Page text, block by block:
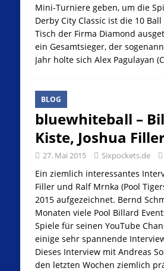
Mini-Turniere geben, um die
Derby City Classic ist die 10
Tisch der Firma Diamond
ein Gesamtsieger, der
Jahr holte sich Alex Pagulayan
BLOG
bluewhiteball –
Kiste, Joshua
27. Mai 2015 Sixpockets.de
Ein ziemlich interessantes
Filler und Ralf Mrnka (Pool
2015 aufgezeichnet. Bernd
Monaten viele Pool Billard
Spiele für seinen YouTube
einige sehr spannende
Dieses Interview mit Andreas
den letzten Wochen ziemlich